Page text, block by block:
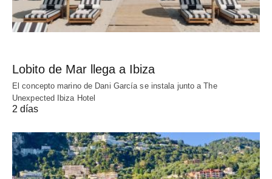
Lobito de Mar llega a Ibiza
El concepto marino de Dani García se instala junto a The
Unexpected Ibiza Hotel
2 días